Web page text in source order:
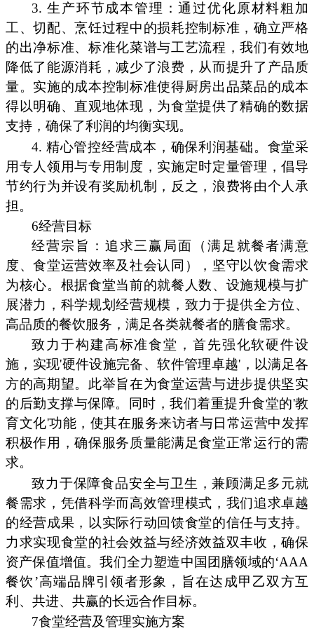
3. 生产环节成本管理：通过优化原材料粗加
工、切配、烹饪过程中的损耗控制标准，确立严格
的出净标准、标准化菜谱与工艺流程，我们有效地
降低了能源消耗，减少了浪费，从而提升了产品质
量。实施的成本控制标准使得厨房出品菜品的成本
得以明确、直观地体现，为食堂提供了精确的数据
支持，确保了利润的均衡实现。
4. 精心管控经营成本，确保利润基础。食堂采
用专人领用与专用制度，实施定时定量管理，倡导
节约行为并设有奖励机制，反之，浪费将由个人承
担。
6经营目标
经营宗旨：追求三赢局面（满足就餐者满意
度、食堂运营效率及社会认同），坚守以饮食需求
为核心。根据食堂当前的就餐人数、设施规模与扩
展潜力，科学规划经营规模，致力于提供全方位、
高品质的餐饮服务，满足各类就餐者的膳食需求。
致力于构建高标准食堂，首先强化软硬件设
施，实现'硬件设施完备、软件管理卓越'，以满足各
方的高期望。此举旨在为食堂运营与进步提供坚实
的后勤支撑与保障。同时，我们着重提升食堂的'教
育文化'功能，使其在服务来访者与日常运营中发挥
积极作用，确保服务质量能满足食堂正常运行的需
求。
致力于保障食品安全与卫生，兼顾满足多元就
餐需求，凭借科学而高效管理模式，我们追求卓越
的经营成果，以实际行动回馈食堂的信任与支持。
力求实现食堂的社会效益与经济效益双丰收，确保
资产保值增值。我们全力塑造中国团膳领域的‘AAA
餐饮’高端品牌引领者形象，旨在达成甲乙双方互
利、共进、共赢的长远合作目标。
7食堂经营及管理实施方案